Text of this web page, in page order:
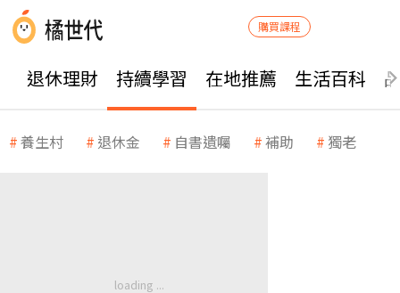
購買課程
退休理財 持續學習 在地推薦 生活百科
養生村 退休金 自書遺囑 補助 獨老